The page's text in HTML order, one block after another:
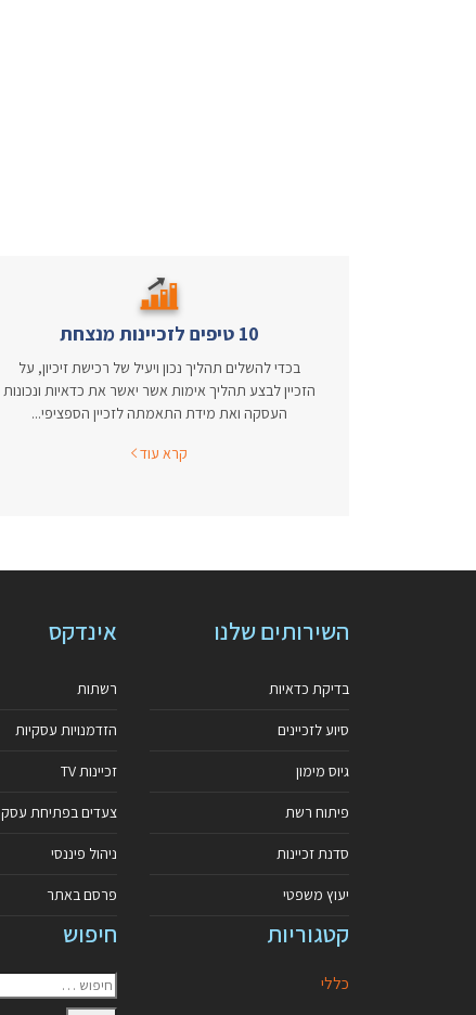
10 טיפים לזכיינות מנצחת
בכדי להשלים תהליך נכון ויעיל של רכישת זיכיון, על
הזכיין לבצע תהליך אימות אשר יאשר את כדאיות ונכונות
העסקה ואת מידת התאמתה לזכיין הספציפי...
קרא עוד
השירותים שלנו
בדיקת כדאיות
סיוע לזכיינים
גיוס מימון
פיתוח רשת
סדנת זכיינות
יעוץ משפטי
אינדקס
רשתות
הזדמנויות עסקיות
זכיינות TV
צעדים בפתיחת עסק
ניהול פיננסי
פרסם באתר
קטגוריות
כללי
חיפוש